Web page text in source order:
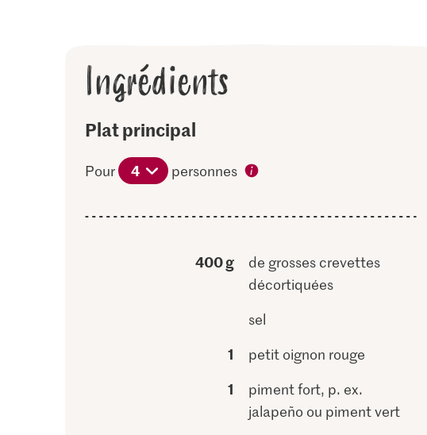
Ingrédients
Plat principal
Pour 4 personnes
400 g
de grosses crevettes
décortiquées
sel
1 petit oignon rouge
1
piment fort, p. ex.
jalapeño ou piment vert